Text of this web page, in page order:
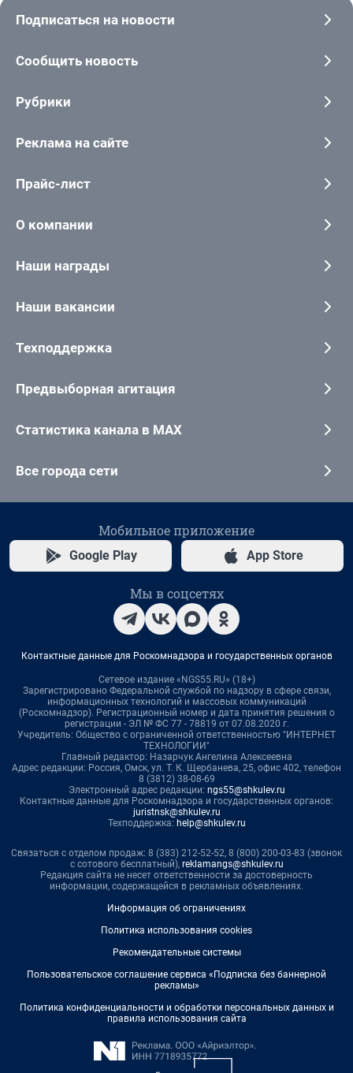
Подписаться на новости
Сообщить новость
Рубрики
Реклама на сайте
Прайс-лист
О компании
Наши награды
Наши вакансии
Техподдержка
Предвыборная агитация
Статистика канала в MAX
Все города сети
Мобильное приложение
Google Play App Store
Мы в соцсетях
Контактные данные для Роскомнадзора и государственных органов
Сетевое издание «NGS55.RU» (18+)
Зарегистрировано Федеральной службой по надзору в сфере связи,
информационных технологий и массовых коммуникаций
(Роскомнадзор). Регистрационный номер и дата принятия решения о
регистрации - ЭЛ № ФС 77 - 78819 от 07.08.2020 г.
Учредитель: Общество с ограниченной ответственностью "ИНТЕРНЕТ
ТЕХНОЛОГИИ"
Главный редактор: Назарчук Ангелина Алексеевна
Адрес редакции: Россия, Омск, ул. Т. К. Щербанева, 25, офис 402, телефон
8 (3812) 38-08-69
Электронный адрес редакции: ngs55@shkulev.ru
Контактные данные для Роскомнадзора и государственных органов:
juristnsk@shkulev.ru
Техподдержка: help@shkulev.ru
Связаться с отделом продаж: 8 (383) 212-52-52, 8 (800) 200-03-83 (звонок
с сотового бесплатный), reklamangs@shkulev.ru
Редакция сайта не несет ответственности за достоверность
информации, содержащейся в рекламных объявлениях.
Информация об ограничениях
Политика использования cookies
Рекомендательные системы
Пользовательское соглашение сервиса «Подписка без баннерной
рекламы»
Политика конфиденциальности и обработки персональных данных и
правила использования сайта